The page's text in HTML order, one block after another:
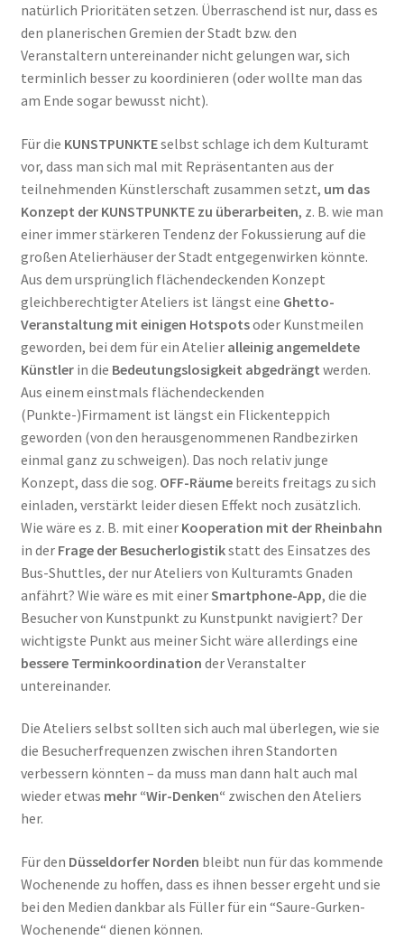
natürlich Prioritäten setzen. Überraschend ist nur, dass es
den planerischen Gremien der Stadt bzw. den
Veranstaltern untereinander nicht gelungen war, sich
terminlich besser zu koordinieren (oder wollte man das
am Ende sogar bewusst nicht).
Für die KUNSTPUNKTEselbst schlage ich dem Kulturamt
vor, dass man sich mal mit Repräsentanten aus der
teilnehmenden Künstlerschaft zusammen setzt, um das
Konzept der KUNSTPUNKTE zu überarbeiten, z. B. wie man
einer immer stärkeren Tendenz der Fokussierung auf die
großen Atelierhäuser der Stadt entgegenwirken könnte.
Aus dem ursprünglich flächendeckenden Konzept
gleichberechtigter Ateliers ist längst eine Ghetto-
Veranstaltung mit einigen Hotspotsoder Kunstmeilen
geworden, bei dem für ein Atelier alleinig angemeldete
Künstlerin die Bedeutungslosigkeit abgedrängt werden.
Aus einem einstmals flächendeckenden
(Punkte-)Firmament ist längst ein Flickenteppich
geworden (von den herausgenommenen Randbezirken
einmal ganz zu schweigen). Das noch relativ junge
Konzept, dass die sog. OFF-Räumebereits freitags zu sich
einladen, verstärkt leider diesen Effekt noch zusätzlich.
Wie wäre es z. B. mit einer Kooperation mit der Rheinbahn
in der Frage der Besucherlogistikstatt des Einsatzes des
Bus-Shuttles, der nur Ateliers von Kulturamts Gnaden
anfährt? Wie wäre es mit einerSmartphone-App, die die
Besucher von Kunstpunkt zu Kunstpunkt navigiert? Der
wichtigste Punkt aus meiner Sicht wäre allerdings eine
bessere Terminkoordination der Veranstalter
untereinander.
Die Ateliers selbst sollten sich auch mal überlegen, wie sie
die Besucherfrequenzen zwischen ihren Standorten
verbessern könnten – da muss man dann halt auch mal
wieder etwas mehr “Wir-Denken“ zwischen den Ateliers
her.
Für den Düsseldorfer Norden bleibt nun für das kommende
Wochenende zu hoffen, dass es ihnen besser ergeht und sie
bei den Medien dankbar als Füller für ein “Saure-Gurken-
Wochenende“ dienen können.